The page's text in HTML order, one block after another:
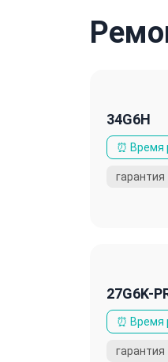
34G6H
27G6K-